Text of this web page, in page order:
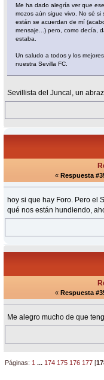
Me ha dado alegría ver que
mozos aún sigue vivo. No sé
están se acuerdan de mí
mensaje...) pero, como decía,
estaba.
Un saludo a todos y los
nuestra Sevilla FC.
Sevillista del Juncal, un
« Respuesta
hoy si que hay Foro. Pero el
qué nos están hundiendo,
« Respuesta
Me alegro mucho de que
Páginas: 1 ... 174 175 176 177 [